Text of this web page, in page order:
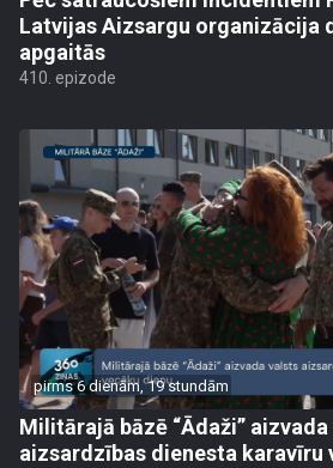
Latvijas Aizsargu organizācija
apgaitās
410. epizode
pirms 6 dienām, 19 stundām
Militārajā bāzē “Ādaži”
aizsardzības dienesta karavīru